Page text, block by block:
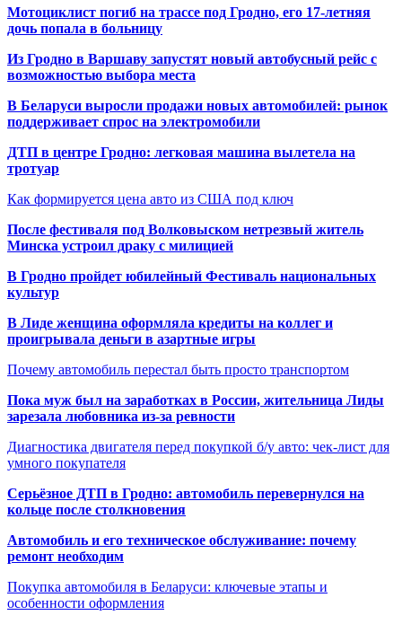
Мотоциклист погиб на трассе под Гродно, его 17-летняя
дочь попала в больницу
Из Гродно в Варшаву запустят новый автобусный рейс с
возможностью выбора места
В Беларуси выросли продажи новых автомобилей: рынок
поддерживает спрос на электромобили
ДТП в центре Гродно: легковая машина вылетела на
тротуар
Как формируется цена авто из США под ключ
После фестиваля под Волковыском нетрезвый житель
Минска устроил драку с милицией
В Гродно пройдет юбилейный Фестиваль национальных
культур
В Лиде женщина оформляла кредиты на коллег и
проигрывала деньги в азартные игры
Почему автомобиль перестал быть просто транспортом
Пока муж был на заработках в России, жительница Лиды
зарезала любовника из-за ревности
Диагностика двигателя перед покупкой б/у авто: чек-лист для
умного покупателя
Серьёзное ДТП в Гродно: автомобиль перевернулся на
кольце после столкновения
Автомобиль и его техническое обслуживание: почему
ремонт необходим
Покупка автомобиля в Беларуси: ключевые этапы и
особенности оформления